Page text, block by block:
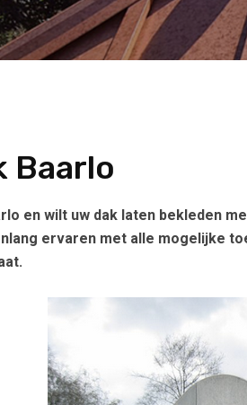
Baarlo
en wilt uw dak laten bekleden
ervaren met alle mogelijke